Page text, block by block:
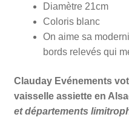
Diamètre 21cm
Coloris blanc
On aime sa
bords relevés qui
Clauday Evénements
vaisselle assiette en
et départements